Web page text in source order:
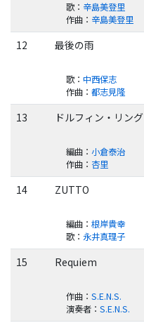
歌： 辛島美登里
作曲： 辛島美登里
12
最後の雨
歌： 中西保志
作曲： 都志見隆
13
ドルフィン・リング
編曲： 小倉泰治
作曲： 杏里
14
ZUTTO
編曲： 根岸貴幸
歌： 永井真理子
15
Requiem
作曲： S.E.N.S.
演奏者： S.E.N.S.